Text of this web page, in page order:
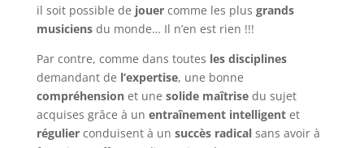
il soit possible de jouercomme les plus grands
musiciensdu monde… Il n’en est rien !!!
Par contre, comme dans toutes les disciplines
demandant de l’expertise, une bonne
compréhensionet une solide maîtrisedu sujet
acquises grâce à un entraînement intelligentet
régulierconduisent à un succès radicalsans avoir à